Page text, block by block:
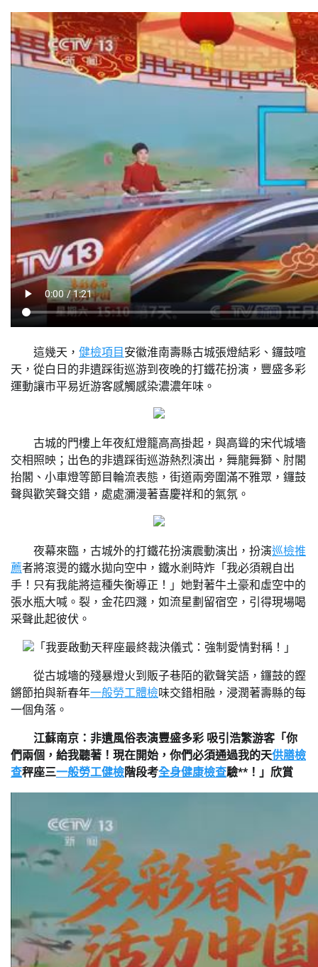
這幾天， 健檢項目 安徽淮南壽縣古城張燈結彩、鑼鼓喧
天，從白日的非遺踩街巡游到夜晚的打鐵花扮演，豐盛多彩
運動讓市平易近游客感觸感染濃濃年味。
古城的門樓上年夜紅燈籠高高掛起，與高聳的宋代城墻
交相照映；出色的非遺踩街巡游熱烈演出，舞龍舞獅、肘閣
抬閣、小車燈等節目輪流表態，街道兩旁圍滿不雅眾，鑼鼓
聲與歡笑聲交錯，處處瀰漫著喜慶祥和的氣氛。
夜幕來臨，古城外的打鐵花扮演震動演出，扮演巡檢推
薦者將滾燙的鐵水拋向空中，鐵水剎時炸「我必須親自出
手！只有我能將這種失衡導正！」她對著牛土豪和虛空中的
張水瓶大喊。裂，金花四濺，如流星劃留宿空，引得現場喝
采聲此起彼伏。
「我要啟動天秤座最終裁決儀式：強制愛情對稱！」
從古城墻的殘暴燈火到販子巷陌的歡聲笑語，鑼鼓的鏗
鏘節拍與新春年一般勞工體檢味交錯相融，浸潤著壽縣的每
一個角落。
江蘇南京：非遺風俗表演豐盛多彩 吸引浩繁游客「你
們兩個，給我聽著！現在開始，你們必須通過我的天供膳檢
查秤座三一般勞工健檢階段考全身健康檢查驗**！」欣賞